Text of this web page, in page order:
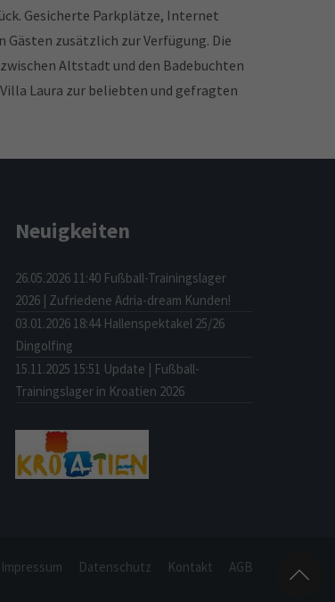
Gesicherte Parkplätze, Internet
Gästen zusätzlich zur Verfügung. Die
Altstadt und den Badebuchten
Laura zur beliebten und gefragten
Neuigkeiten
26.05.2026 11:40 Fußball-Trainingslager
2026 | Zufriedene Adria-dream Kunden!
03.01.2026 18:44 Hallenspektakel 25/26
Dingolfing
15.11.2025 15:51 Update | Fußball-
Trainingslager in Kroatien 2026
Impressum Datenschutz Kontakt AGB